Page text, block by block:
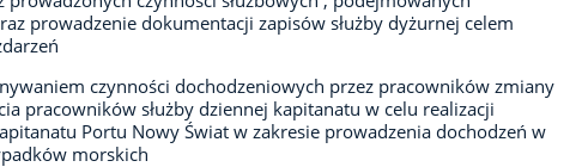
prowadzenie dokumentacji zapisów służby dyżurnej celem
czynności dochodzeniowych przez pracowników zmiany
pracowników służby dziennej kapitanatu w celu realizacji
Portu Nowy Świat w zakresie prowadzenia dochodzeń w
morskich